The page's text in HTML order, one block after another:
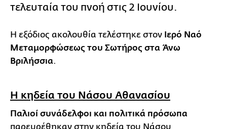
τελευταία του πνοή στις 2 Ιουνίου.
Η εξόδιος ακολουθία τελέστηκε στον Ιερό Ναό
Μεταμορφώσεως του Σωτήρος στα Άνω
Βριλήσσια.
Η κηδεία του Νάσου Αθανασίου
Παλιοί συνάδελφοι και πολιτικά πρόσωπα
παρευρέθηκαν στην κηδεία του Νάσου